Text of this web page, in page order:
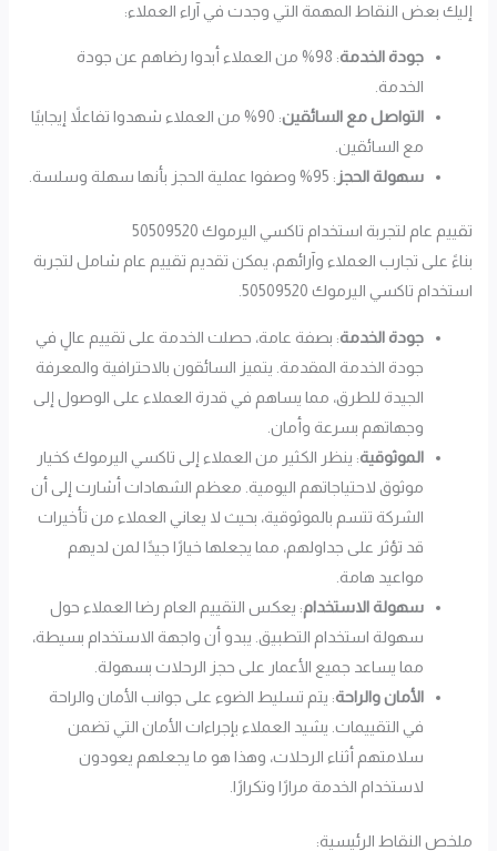
إليك بعض النقاط المهمة التي وجدت في آراء العملاء:
جودة الخدمة
: 98% من العملاء أبدوا رضاهم عن جودة
الخدمة.
التواصل مع السائقين
: 90% من العملاء شهدوا تفاعلاً إيجابيًا
مع السائقين.
سهولة الحجز : 95% وصفوا عملية الحجز بأنها سهلة وسلسة.
تقييم عام لتجربة استخدام تاكسي اليرموك 50509520
بناءً على تجارب العملاء وآرائهم، يمكن تقديم تقييم عام شامل لتجربة
استخدام تاكسي اليرموك 50509520.
جودة الخدمة: بصفة عامة، حصلت الخدمة على تقييم عالٍ في
جودة الخدمة المقدمة. يتميز السائقون بالاحترافية والمعرفة
الجيدة للطرق، مما يساهم في قدرة العملاء على الوصول إلى
وجهاتهم بسرعة وأمان.
الموثوقية: ينظر الكثير من العملاء إلى تاكسي اليرموك كخيار
موثوق لاحتياجاتهم اليومية. معظم الشهادات أشارت إلى أن
الشركة تتسم بالموثوقية، بحيث لا يعاني العملاء من تأخيرات
قد تؤثر على جداولهم، مما يجعلها خيارًا جيدًا لمن لديهم
مواعيد هامة.
سهولة الاستخدام: يعكس التقييم العام رضا العملاء حول
سهولة استخدام التطبيق. يبدو أن واجهة الاستخدام بسيطة،
مما يساعد جميع الأعمار على حجز الرحلات بسهولة.
الأمان والراحة: يتم تسليط الضوء على جوانب الأمان والراحة
في التقييمات. يشيد العملاء بإجراءات الأمان التي تضمن
سلامتهم أثناء الرحلات، وهذا هو ما يجعلهم يعودون
لاستخدام الخدمة مرارًا وتكرارًا.
ملخص النقاط الرئيسية: